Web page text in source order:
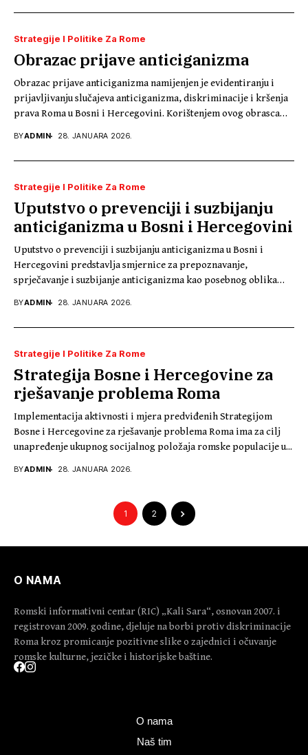
Strategije I Politike Za Rome
Obrazac prijave anticiganizma
Obrazac prijave anticiganizma namijenjen je evidentiranju i
prijavljivanju slučajeva anticiganizma, diskriminacije i kršenja
prava Roma u Bosni i Hercegovini. Korištenjem ovog obrasca
BYADMIN 28. JANUARA 2026.
Strategije I Politike Za Rome
Uputstvo o prevenciji i suzbijanju
anticiganizma u Bosni i Hercegovini
Uputstvo o prevenciji i suzbijanju anticiganizma u Bosni i
Hercegovini predstavlja smjernice za prepoznavanje,
sprječavanje i suzbijanje anticiganizma kao posebnog oblika
BYADMIN 28. JANUARA 2026.
Strategije I Politike Za Rome
Strategija Bosne i Hercegovine za
rješavanje problema Roma
Implementacija aktivnosti i mjera predviđenih Strategijom
Bosne i Hercegovine za rješavanje problema Roma ima za cilj
unapređenje ukupnog socijalnog položaja romske populacije u...
BYADMIN 28. JANUARA 2026.
1 2
O NAMA
Romski informativni centar (RIC) „Kali Sara“, osnovan 2007. i
registrovan 2009. godine, djeluje na borbi protiv diskriminacije
Roma kroz promicanje pozitivne slike o zajednici i očuvanje
romske kulturne, jezičke i historijske baštine.
O nama
Naš tim